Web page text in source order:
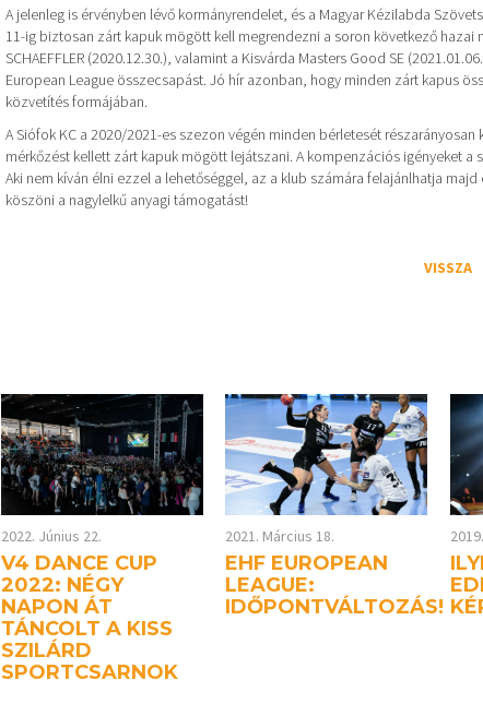
A jelenleg is érvényben lévő kormányrendelet, és a Magyar Kézilabda
11-ig biztosan zárt kapuk mögött kell megrendezni a soron következő hazai
SCHAEFFLER (2020.12.30.), valamint a Kisvárda Masters Good SE
European League összecsapást. Jó hír azonban, hogy minden zárt kapus
közvetítés formájában.
A Siófok KC a 2020/2021-es szezon végén minden bérletesét
mérkőzést kellett zárt kapuk mögött lejátszani. A kompenzációs igényeket
Aki nem kíván élni ezzel a lehetőséggel, az a klub számára felajánlhatja
köszöni a nagylelkű anyagi támogatást!
VISSZA
2022. Június 22.
V4 DANCE CUP
2022: NÉGY
NAPON ÁT
TÁNCOLT A KISS
SZILÁRD
SPORTCSARNOK
2021. Március 18.
EHF EUROPEAN
LEAGUE:
IDŐPONTVÁLTOZÁS!